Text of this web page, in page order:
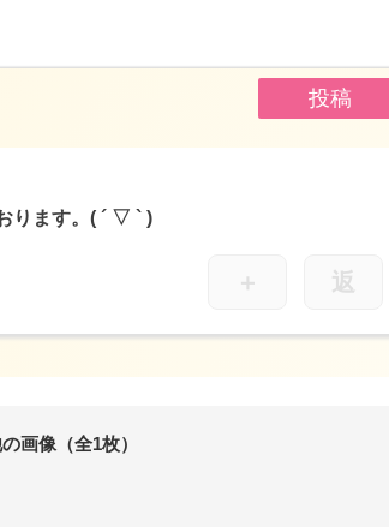
ります。( ´ ▽ ` )
＋ 返
画像（全1枚）